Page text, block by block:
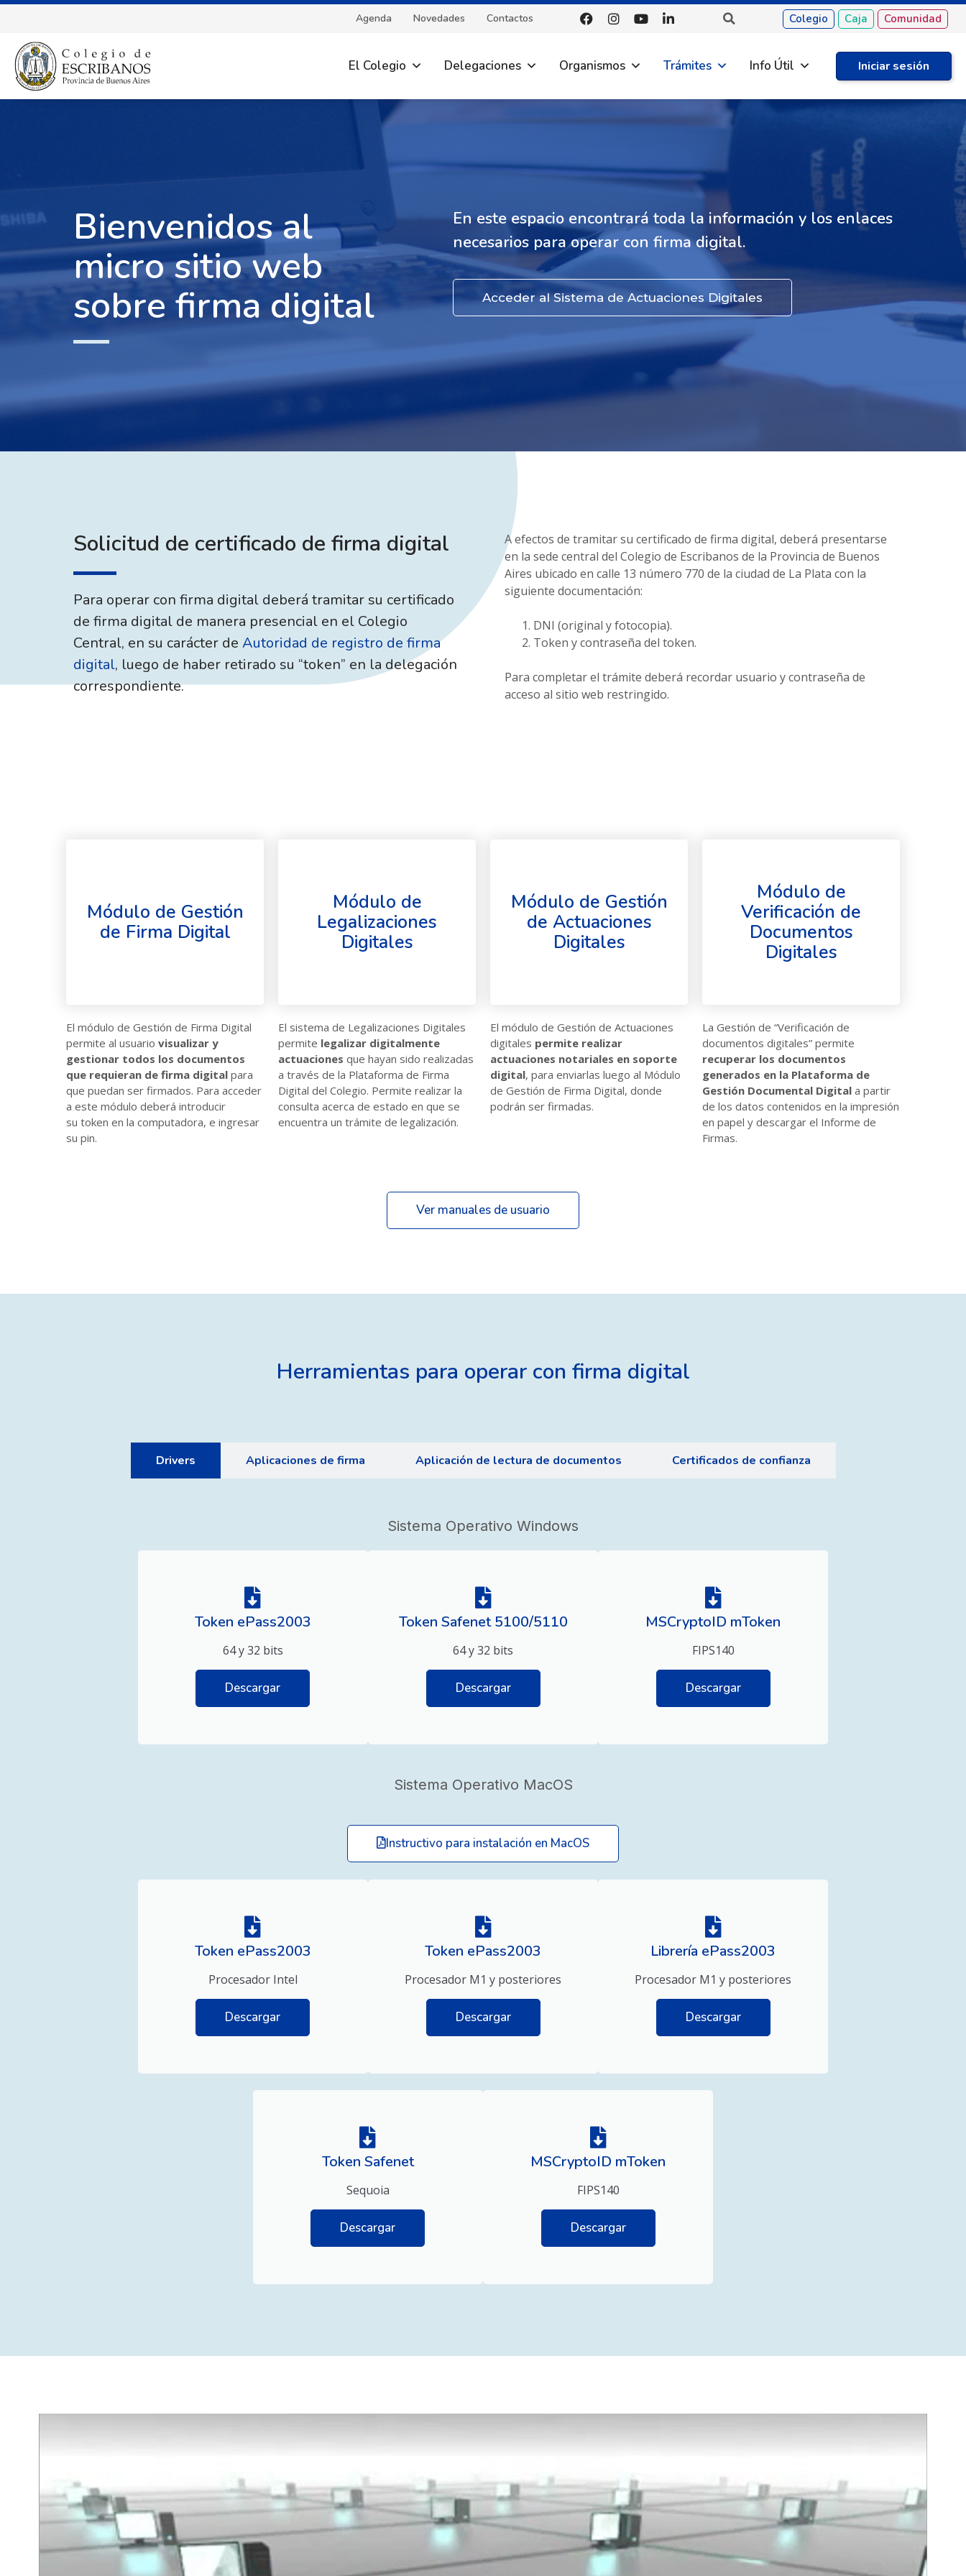
Agenda Novedades Contactos Colegio Caja Comunidad
El Colegio Delegaciones Organismos Trámites Info Útil Iniciar sesión
Bienvenidos al
micro sitio web
sobre firma digital
En este espacio encontrará toda la información y los enlaces
necesarios para operar con firma digital.
Acceder al Sistema de Actuaciones Digitales
Solicitud de certificado de firma digital
Para operar con firma digital deberá tramitar su certificado
de firma digital de manera presencial en el Colegio
Central, en su carácter de Autoridad de registro de firma
digital, luego de haber retirado su “token” en la delegación
correspondiente.
A efectos de tramitar su certificado de firma digital, deberá presentarse
en la sede central del Colegio de Escribanos de la Provincia de Buenos
Aires ubicado en calle 13 número 770 de la ciudad de La Plata con la
siguiente documentación:
DNI (original y fotocopia).
Token y contraseña del token.
Para completar el trámite deberá recordar usuario y contraseña de
acceso al sitio web restringido.
Módulo de Gestión
de Firma Digital
El módulo de Gestión de Firma Digital
permite al usuario visualizar y
gestionar todos los documentos
que requieran de firma digital para
que puedan ser firmados. Para acceder
a este módulo deberá introducir
su token en la computadora, e ingresar
su pin.
Módulo de
Legalizaciones
Digitales
El sistema de Legalizaciones Digitales
permite legalizar digitalmente
actuaciones que hayan sido realizadas
a través de la Plataforma de Firma
Digital del Colegio. Permite realizar la
consulta acerca de estado en que se
encuentra un trámite de legalización.
Módulo de Gestión
de Actuaciones
Digitales
El módulo de Gestión de Actuaciones
digitales permite realizar
actuaciones notariales en soporte
digital, para enviarlas luego al Módulo
de Gestión de Firma Digital, donde
podrán ser firmadas.
Módulo de
Verificación de
Documentos
Digitales
La Gestión de “Verificación de
documentos digitales” permite
recuperar los documentos
generados en la Plataforma de
Gestión Documental Digital a partir
de los datos contenidos en la impresión
en papel y descargar el Informe de
Firmas.
Ver manuales de usuario
Herramientas para operar con firma digital
Drivers Aplicaciones de firma Aplicación de lectura de documentos Certificados de confianza
Sistema Operativo Windows
Token ePass2003
64 y 32 bits
Descargar
Token Safenet 5100/5110
64 y 32 bits
Descargar
MSCryptoID mToken
FIPS140
Descargar
Sistema Operativo MacOS
Instructivo para instalación en MacOS
Token ePass2003
Procesador Intel
Descargar
Token ePass2003
Procesador M1 y posteriores
Descargar
Librería ePass2003
Procesador M1 y posteriores
Descargar
Token Safenet
Sequoia
Descargar
MSCryptoID mToken
FIPS140
Descargar